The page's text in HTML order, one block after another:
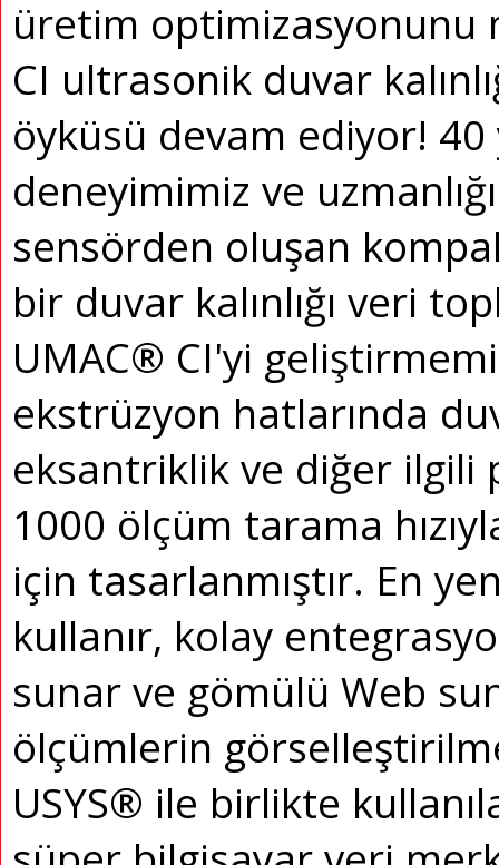
üretim optimizasyonunu
CI ultrasonik duvar
öyküsü devam ediyor! 40
deneyimimiz ve
sensörden oluşan
bir duvar kalınlığı veri
UMAC® CI'yi
ekstrüzyon hatlarında
eksantriklik ve diğer
1000 ölçüm tarama
için tasarlanmıştır. En
kullanır, kolay
sunar ve gömülü Web
ölçümlerin
USYS® ile birlikte